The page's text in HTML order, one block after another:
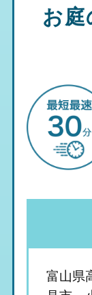
お
富山県